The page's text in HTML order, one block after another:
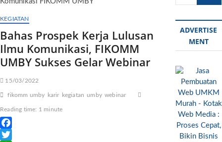
u
t
o
n
KEGIATAN
Bahas Prospek Kerja Lulusan
Ilmu Komunikasi, FIKOMM
UMBY Sukses Gelar Webinar
15/03/2022
fikomm umby karir kegiatan umby webinar
Reading time: 1 minute
F
ADVERTISE
MENT